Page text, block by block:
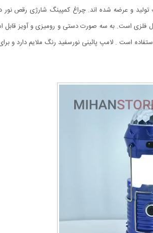
و عرضه شده اند. چراغ کمپینگ شارژی رقص نور
فلزی است. به سه صورت دستی و رومیزی و آویز قابل
است . لامپ پائینی نورسفید رنگ ملایم دارد و